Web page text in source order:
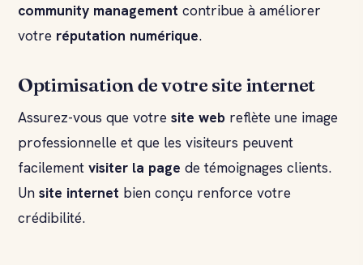
community management contribue à améliorer
votre réputation numérique.
Optimisation de votre site internet
Assurez-vous que votre site web reflète une image
professionnelle et que les visiteurs peuvent
facilement visiter la page de témoignages clients.
Un site internet bien conçu renforce votre
crédibilité.